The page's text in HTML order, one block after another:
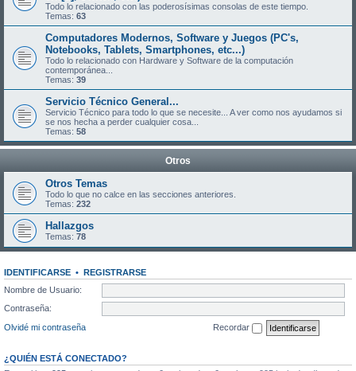
Todo lo relacionado con las poderosísimas consolas de este tiempo.
Temas: 63
Computadores Modernos, Software y Juegos (PC's,
Notebooks, Tablets, Smartphones, etc...)
Todo lo relacionado con Hardware y Software de la computación
contemporánea...
Temas: 39
Servicio Técnico General...
Servicio Técnico para todo lo que se necesite... A ver como nos ayudamos si
se nos hecha a perder cualquier cosa...
Temas: 58
Otros
Otros Temas
Todo lo que no calce en las secciones anteriores.
Temas: 232
Hallazgos
Temas: 78
IDENTIFICARSE • REGISTRARSE
Nombre de Usuario:
Contraseña:
Olvidé mi contraseña
Recordar
¿QUIÉN ESTÁ CONECTADO?